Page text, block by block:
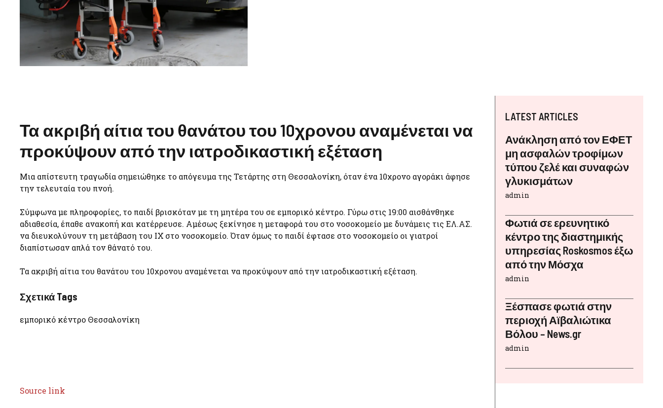
Τα ακριβή αίτια του θανάτου του 10χρονου αναμένεται να
προκύψουν από την ιατροδικαστική εξέταση
Μια απίστευτη τραγωδία σημειώθηκε το απόγευμα της Τετάρτης στη Θεσσαλονίκη, όταν ένα 10χρονο αγοράκι άφησε
την τελευταία του πνοή.
Σύμφωνα με πληροφορίες, το παιδί βρισκόταν με τη μητέρα του σε εμπορικό κέντρο. Γύρω στις 19:00 αισθάνθηκε
αδιαθεσία, έπαθε ανακοπή και κατέρρευσε. Αμέσως ξεκίνησε η μεταφορά του στο νοσοκομείο με δυνάμεις τις ΕΛ.ΑΣ.
να διευκολύνουν τη μετάβαση του ΙΧ στο νοσοκομείο. Όταν όμως το παιδί έφτασε στο νοσοκομείο οι γιατροί
διαπίστωσαν απλά τον θάνατό του.
Τα ακριβή αίτια του θανάτου του 10χρονου αναμένεται να προκύψουν από την ιατροδικαστική εξέταση.
Σχετικά Tags
εμπορικό κέντρο Θεσσαλονίκη
Source link
LATEST ARTICLES
Ανάκληση από τον ΕΦΕΤ
μη ασφαλών τροφίμων
τύπου ζελέ και συναφών
γλυκισμάτων
admin
Φωτιά σε ερευνητικό
κέντρο της διαστημικής
υπηρεσίας Roskosmos έξω
από την Μόσχα
admin
Ξέσπασε φωτιά στην
περιοχή Αϊβαλιώτικα
Βόλου – News.gr
admin